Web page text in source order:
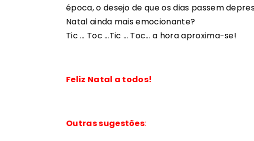
época, o desejo de que os dias passem
Natal ainda mais emocionante?
Tic … Toc …Tic … Toc… a hora aproxima-se!
Feliz Natal a todos!
Outras sugestões: